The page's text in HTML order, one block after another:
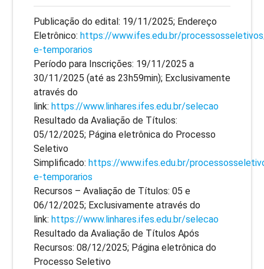
Publicação do edital: 19/11/2025; Endereço
Eletrônico: https://www.ifes.edu.br/
e-temporarios
Período para Inscrições: 19/11/2025 a
30/11/2025 (até as 23h59min); Exclusivamente
através do
link: https://www.linhares.ifes.edu.br/selecao
Resultado da Avaliação de Títulos:
05/12/2025; Página eletrônica do Processo
Seletivo
Simplificado: https://www.ifes.edu.br/
e-temporarios
Recursos – Avaliação de Títulos: 05 e
06/12/2025; Exclusivamente através do
link: https://www.linhares.ifes.edu.br/selecao
Resultado da Avaliação de Títulos Após
Recursos: 08/12/2025; Página eletrônica do
Processo Seletivo